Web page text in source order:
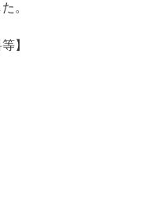
。
】